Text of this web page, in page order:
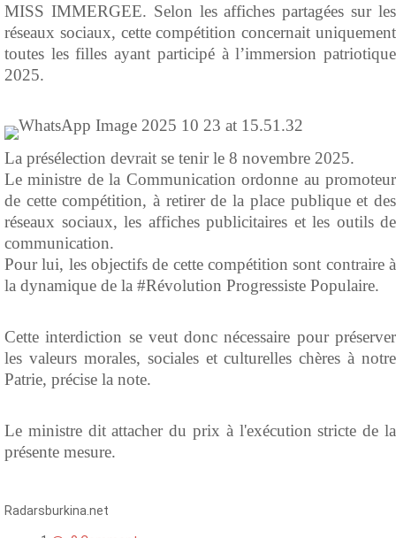
MISS IMMERGEE. Selon les affiches partagées sur les
réseaux sociaux, cette compétition concernait uniquement
toutes les filles ayant participé à l’immersion patriotique
2025.
La présélection devrait se tenir le 8 novembre 2025.
Le ministre de la Communication ordonne au promoteur
de cette compétition, à retirer de la place publique et des
réseaux sociaux, les affiches publicitaires et les outils de
communication.
Pour lui, les objectifs de cette compétition sont contraire à
la dynamique de la #Révolution Progressiste Populaire.
Cette interdiction se veut donc nécessaire pour préserver
les valeurs morales, sociales et culturelles chères à notre
Patrie, précise la note.
Le ministre dit attacher du prix à l'exécution stricte de la
présente mesure.
Radarsburkina.net